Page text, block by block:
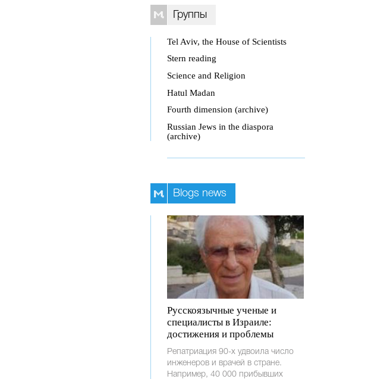
Группы
Tel Aviv, the House of Scientists
Stern reading
Science and Religion
Hatul Madan
Fourth dimension (archive)
Russian Jews in the diaspora
(archive)
Blogs news
Русскоязычные ученые и
специалисты в Израиле:
достижения и проблемы
Репатриация 90-х удвоила число
инженеров и врачей в стране.
Например, 40 000 прибывших